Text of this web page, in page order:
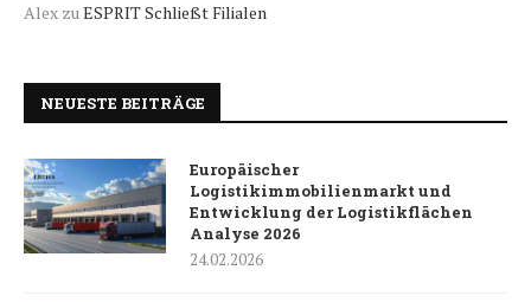
Alex zuESPRIT Schließt Filialen
NEUESTE BEITRÄGE
Europäischer
Logistikimmobilienmarkt und
Entwicklung der Logistikflächen
Analyse 2026
24.02.2026